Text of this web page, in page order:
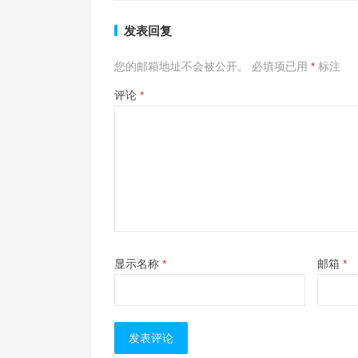
发表回复
您的邮箱地址不会被公开。 必填项已用 * 标注
评论 *
显示名称 * 邮箱 *